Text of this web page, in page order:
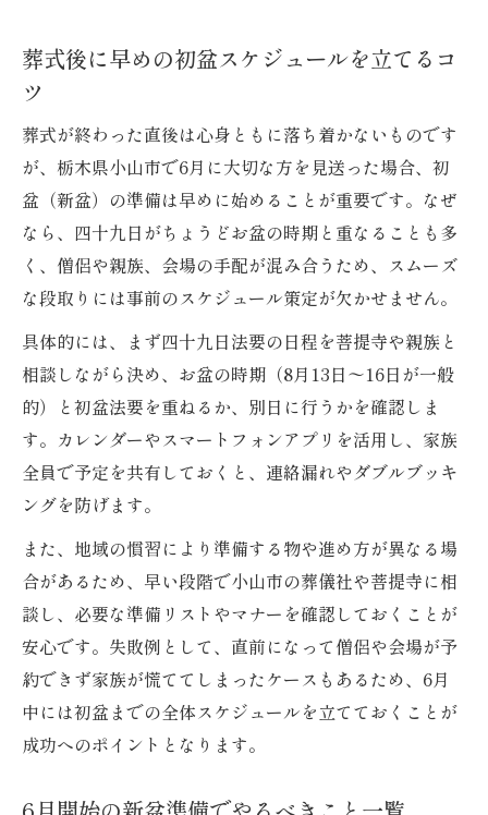
葬式後に早めの初盆スケジュールを立てるコ
ツ
葬式が終わった直後は心身ともに落ち着かないものです
が、栃木県小山市で6月に大切な方を見送った場合、初
盆（新盆）の準備は早めに始めることが重要です。なぜ
なら、四十九日がちょうどお盆の時期と重なることも多
く、僧侶や親族、会場の手配が混み合うため、スムーズ
な段取りには事前のスケジュール策定が欠かせません。
具体的には、まず四十九日法要の日程を菩提寺や親族と
相談しながら決め、お盆の時期（8月13日〜16日が一般
的）と初盆法要を重ねるか、別日に行うかを確認しま
す。カレンダーやスマートフォンアプリを活用し、家族
全員で予定を共有しておくと、連絡漏れやダブルブッキ
ングを防げます。
また、地域の慣習により準備する物や進め方が異なる場
合があるため、早い段階で小山市の葬儀社や菩提寺に相
談し、必要な準備リストやマナーを確認しておくことが
安心です。失敗例として、直前になって僧侶や会場が予
約できず家族が慌ててしまったケースもあるため、6月
中には初盆までの全体スケジュールを立てておくことが
成功へのポイントとなります。